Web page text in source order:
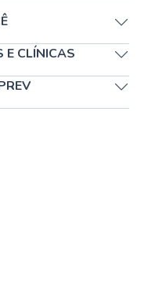
E CLÍNICAS